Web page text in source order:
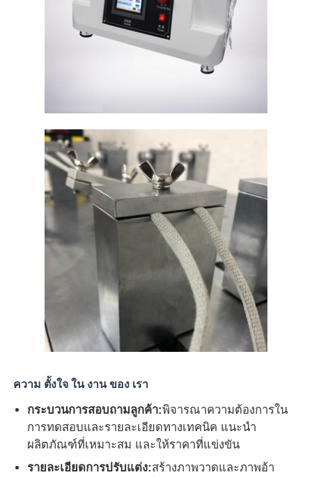
ความ ตั้งใจ ใน งาน ของ เรา
กระบวนการสอบถามลูกค้า:พิจารณาความต้องการใน
การทดสอบและรายละเอียดทางเทคนิค แนะนํา
ผลิตภัณฑ์ที่เหมาะสม และให้ราคาที่แข่งขัน
รายละเอียดการปรับแต่ง:สร้างภาพวาดและภาพอ้า